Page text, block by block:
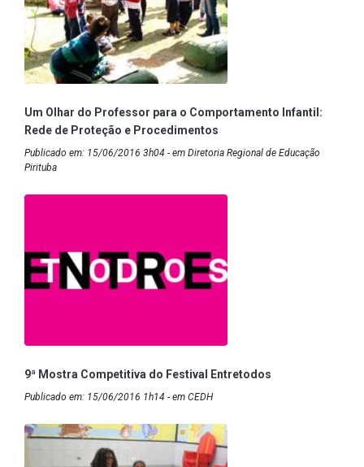
Um Olhar do Professor para o Comportamento Infantil:
Rede de Proteção e Procedimentos
Publicado em: 15/06/2016 3h04 - em Diretoria Regional de Educação
Pirituba
9ª Mostra Competitiva do Festival Entretodos
Publicado em: 15/06/2016 1h14 - em CEDH